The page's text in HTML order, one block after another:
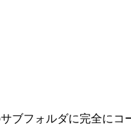
ブフォルダに完全に